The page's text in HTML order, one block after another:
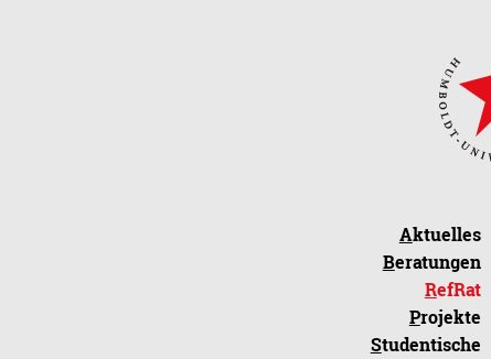
Aktuelles
Beratungen
RefRat
Projekte
Studentische